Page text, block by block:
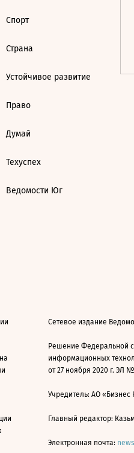
Спорт
Страна
Устойчивое развитие
Право
Думай
Техуспех
Ведомости Юг
Сетевое издание
Решение Федеральной
информационных
от 27 ноября 2020 г. ЭЛ
Учредитель: АО
Главный редактор:
Электронная почта: